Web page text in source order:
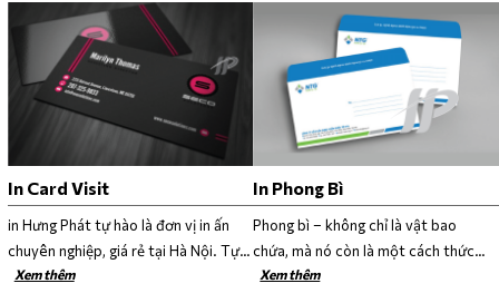
tập và công việc. Vậy bạn đã tìm ra
được nơi in uy tín với mức giá phải
chăng cho mình chưa? Cùng In Hưng
Phát tìm hiểu ngay sau đây nhé.
liệu được gọn gàng, lịch sự mà nó còn
được sử dụng với mục đích quảng
cáo thương hiệu, gửi thông điệp đến
khách hàng theo cách cực kỳ tinh tế.
In Card Visit
in Hưng Phát tự hào là đơn vị in ấn
chuyên nghiệp, giá rẻ tại Hà Nội. Tự
hào là thương hiệu IN ẤN hàng đầu tại
Xem thêm
In Phong Bì
Phong bì – không chỉ là vật bao
chứa, mà nó còn là một cách thức
thực hiện vô cùng hiệu quả mà tinh
Xem thêm